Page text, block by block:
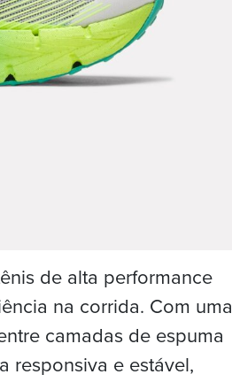
de alta performance
na corrida. Com uma
camadas de espuma
responsiva e estável,